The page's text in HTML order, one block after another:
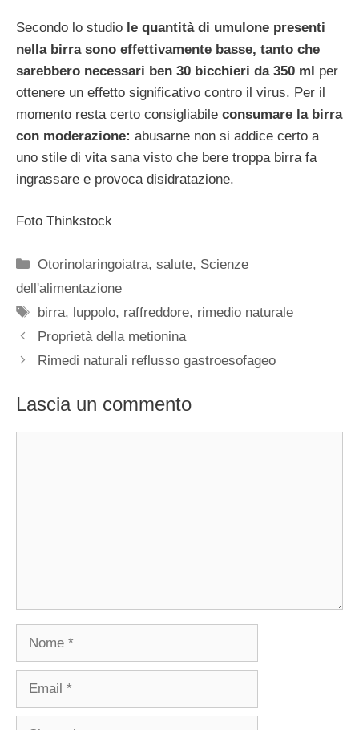
Secondo lo studio le quantità di umulone presenti
nella birra sono effettivamente basse, tanto che
sarebbero necessari ben 30 bicchieri da 350 ml per
ottenere un effetto significativo contro il virus. Per il
momento resta certo consigliabile consumare la birra
con moderazione: abusarne non si addice certo a
uno stile di vita sana visto che bere troppa birra fa
ingrassare e provoca disidratazione.
Foto Thinkstock
Categorie
Otorinolaringoiatra,salute, Scienze
dell'alimentazione
Tag
birra, luppolo, raffreddore, rimedio naturale
Proprietà della metionina
Rimedi naturali reflusso gastroesofageo
Lascia un commento
Nome
Email
Sito